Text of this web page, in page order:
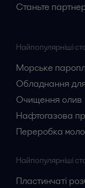
Станьте
Найпопулярніші
Морське
Обладнання для
Очищення олив
Нафтогазова
Переробка
Найпопулярніші
Пластинчаті